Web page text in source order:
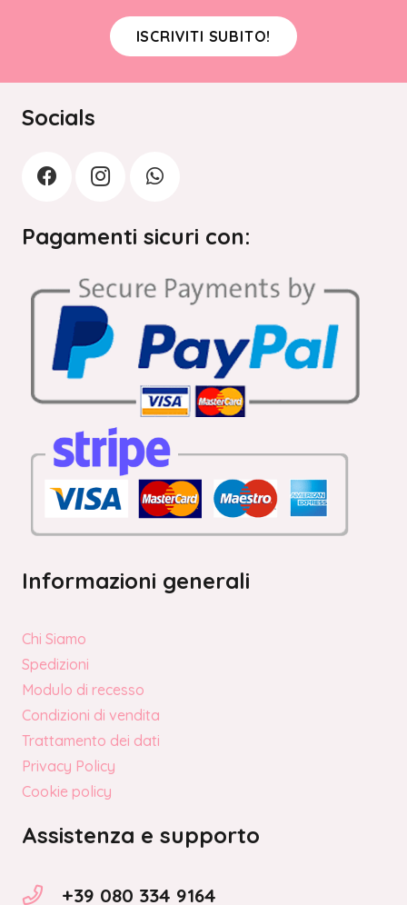
ISCRIVITI SUBITO!
Socials
Pagamenti sicuri con:
Informazioni generali
Chi Siamo
Spedizioni
Modulo di recesso
Condizioni di vendita
Trattamento dei dati
Privacy Policy
Cookie policy
Assistenza e supporto
+39 080 334 9164